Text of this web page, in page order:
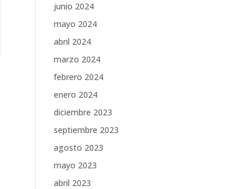
junio 2024
mayo 2024
abril 2024
marzo 2024
febrero 2024
enero 2024
diciembre 2023
septiembre 2023
agosto 2023
mayo 2023
abril 2023